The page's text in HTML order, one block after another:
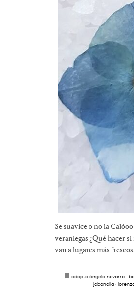
Se suavice o no la
veraniegas ¿Qué hacer
van a lugares más
adapta ángela navarro ·
jabonalia·